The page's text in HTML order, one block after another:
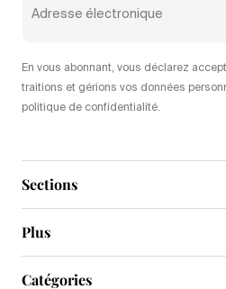
Sections
Plus
En vous abonnant, vous déclarez
traitions et gérions vos données
politique de confidentialité.
Catégories